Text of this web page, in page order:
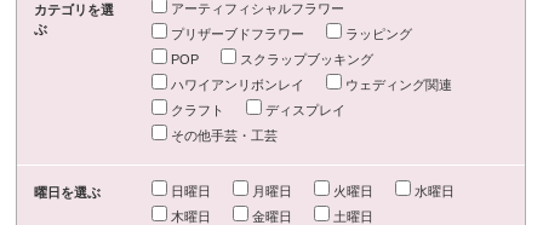
カテゴリを選
ぶ
アーティフィシャルフラワー
プリザーブドフラワー
ラッピング
POP
スクラップブッキング
ハワイアンリボンレイ
ウェディング関連
クラフト
ディスプレイ
その他手芸・工芸
曜日を選ぶ 日曜日 月曜日 火曜日
水曜日
木曜日
金曜日 土曜日